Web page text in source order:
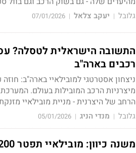
גלובל | יעקב צלאל |
07/01/2026
רכבים בארה"ב
מיצרניות הרכב המובילות בעולם.
הרחב של היצרנית - מניית מובילאיי
גלובל | מנדי הניג |
05/01/2026
משנה כיוון: מובילאיי תפטר 200 עובדים - רובם בישראל